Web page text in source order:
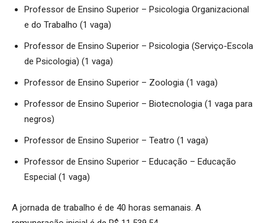
Professor de Ensino Superior – Psicologia Organizacional
e do Trabalho (1 vaga)
Professor de Ensino Superior – Psicologia (Serviço-Escola
de Psicologia) (1 vaga)
Professor de Ensino Superior – Zoologia (1 vaga)
Professor de Ensino Superior – Biotecnologia (1 vaga para
negros)
Professor de Ensino Superior – Teatro (1 vaga)
Professor de Ensino Superior – Educação – Educação
Especial (1 vaga)
A jornada de trabalho é de 40 horas semanais. A